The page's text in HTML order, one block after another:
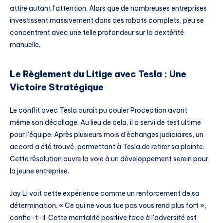
attire autant l’attention. Alors que de nombreuses entreprises
investissent massivement dans des robots complets, peu se
concentrent avec une telle profondeur sur la dextérité
manuelle.
Le Règlement du Litige avec Tesla : Une
Victoire Stratégique
Le conflit avec Tesla aurait pu couler Proception avant
même son décollage. Au lieu de cela, il a servi de test ultime
pour l’équipe. Après plusieurs mois d’échanges judiciaires, un
accord a été trouvé, permettant à Tesla de retirer sa plainte.
Cette résolution ouvre la voie à un développement serein pour
la jeune entreprise.
Jay Li voit cette expérience comme un renforcement de sa
détermination. « Ce qui ne vous tue pas vous rend plus fort »,
confie-t-il. Cette mentalité positive face à l’adversité est